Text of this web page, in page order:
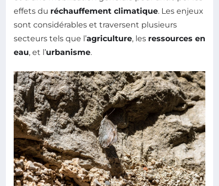
effets du réchauffement climatique. Les enjeux
sont considérables et traversent plusieurs
secteurs tels que l’agriculture, les ressources en
eau, et l’urbanisme.